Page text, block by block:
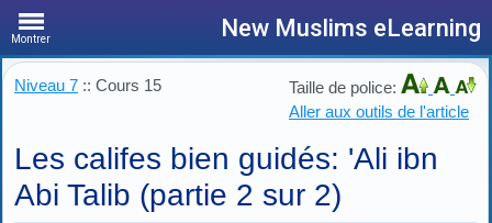
Montrer New Muslims eLearning
Niveau 7 :: Cours 15
Taille de police:
Aller aux outils de l'article
Les califes bien guidés: 'Ali ibn
Abi Talib (partie 2 sur 2)